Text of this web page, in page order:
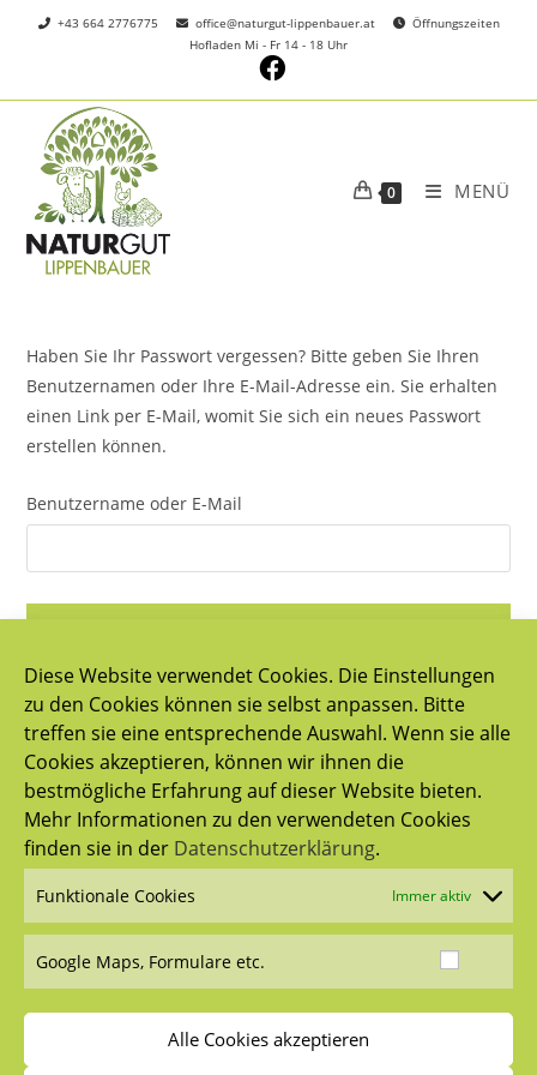
Diese Website verwendet Cookies. Die Einstellungen
zu den Cookies können sie selbst anpassen. Bitte
treffen sie eine entsprechende Auswahl. Wenn sie alle
Cookies akzeptieren, können wir ihnen die
bestmögliche Erfahrung auf dieser Website bieten.
Mehr Informationen zu den verwendeten Cookies
finden sie in der Datenschutzerklärung.
Funktionale Cookies Immer aktiv
Google Maps, Formulare etc.
Alle Cookies akzeptieren
+43 664 2776775 office@naturgut-lippenbauer.at
Öffnungszeiten
Hofladen Mi - Fr 14 - 18 Uhr
0 MENÜ
Haben Sie Ihr Passwort vergessen? Bitte geben Sie Ihren
Benutzernamen oder Ihre E-Mail-Adresse ein. Sie erhalten
einen Link per E-Mail, womit Sie sich ein neues Passwort
erstellen können.
Benutzername oder E-Mail
NATURGUT LIPPENBAUER
Hinterbuch 4
5166 Perwang am Grabensee
Tel.:
+43 664 2776775
E-Mail: